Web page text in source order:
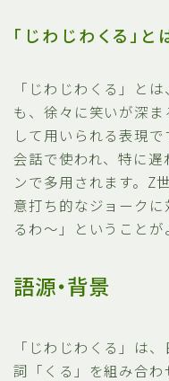
「じわじわくる」と
「じわじわくる」と
も、徐々に笑いが深
して用いられる表現
会話で使われ、特に
ンで多用されます。Z
意打ち的なジョーク
るわ〜」ということが
語源・背景
「じわじわくる」は
詞「くる」を組み合